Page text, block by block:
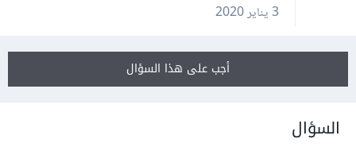
3 يناير 2020
أجب على هذا السؤال
السؤال